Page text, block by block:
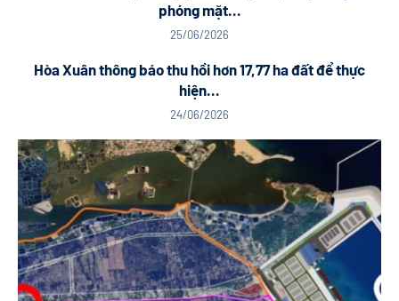
phóng mặt...
25/06/2026
Hòa Xuân thông báo thu hồi hơn 17,77 ha đất để thực
hiện...
24/06/2026